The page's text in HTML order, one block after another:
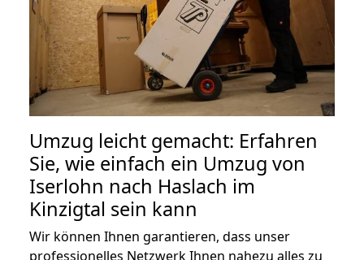
Umzug leicht gemacht: Erfahren
Sie, wie einfach ein Umzug von
Iserlohn nach Haslach im
Kinzigtal sein kann
Wir können Ihnen garantieren, dass unser
professionelles Netzwerk Ihnen nahezu alles zu